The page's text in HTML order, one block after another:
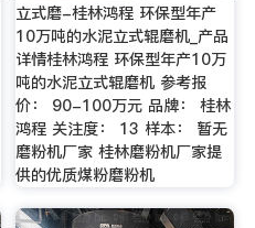
立式磨-桂林鸿程 环保型年产
10万吨的水泥立式辊磨机_产品
详情桂林鸿程 环保型年产10万
吨的水泥立式辊磨机 参考报
价： 90-100万元 品牌： 桂林
鸿程 关注度： 13 样本： 暂无
磨粉机厂家 桂林磨粉机厂家提
供的优质煤粉磨粉机